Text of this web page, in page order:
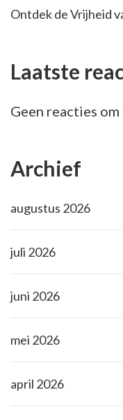
Ontdek de Vrijheid
Laatste
Geen reacties om
Archief
augustus 2026
juli 2026
juni 2026
mei 2026
april 2026